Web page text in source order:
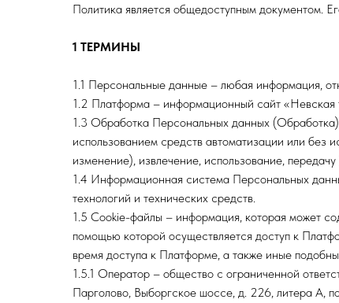
Политика является общедоступным документом.
1 ТЕРМИНЫ
1.1 Персональные данные – любая информация,
1.2 Платформа – информационный сайт
1.3 Обработка Персональных данных
использованием средств автоматизации или без
изменение), извлечение, использование,
1.4 Информационная система Персональных
технологий и технических средств.
1.5 Cookie-файлы – информация, которая может
помощью которой осуществляется доступ к
время доступа к Платформе, а также иные
1.5.1 Оператор – общество с ограниченной
Парголово, Выборгское шоссе, д. 226, литера А,